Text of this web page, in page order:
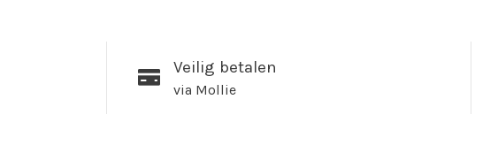
Veilig betalen
via Mollie